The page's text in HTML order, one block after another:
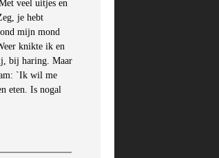
veel uitjes en
je hebt
mijn mond
knikte ik en
bij haring. Maar
`Ik wil me
eten. Is nogal